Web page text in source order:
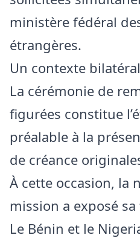
ministère fédéral
étrangères.
Un contexte
La cérémonie de
figurées constitue
préalable à la
de créance
À cette occasion, la
mission a exposé
Le Bénin et le